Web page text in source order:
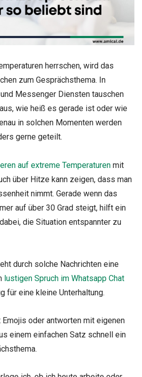
herrschen, wird das
zum Gesprächsthema. In
Messenger Diensten tauschen
wie heiß es gerade ist oder wie
in solchen Momenten werden
gerne geteilt.
auf extreme Temperaturen mit
über Hitze kann zeigen, dass man
nimmt. Gerade wenn das
auf über 30 Grad steigt, hilft ein
die Situation entspannter zu
durch solche Nachrichten eine
lustigen Spruch im Whatsapp Chat
für eine kleine Unterhaltung.
Emojis oder antworten mit eigenen
einem einfachen Satz schnell ein